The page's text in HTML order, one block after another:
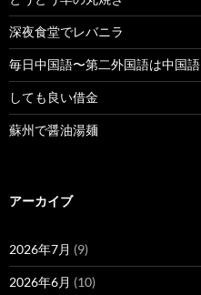
深夜食堂でレバニラ
毎日中国語〜第二外国語は中国語
しても良い借金
蘇州で醤油湯麺
アーカイブ
2026年7月 (9)
2026年6月 (10)